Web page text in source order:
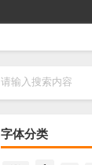
请输入搜索内容
字体分类